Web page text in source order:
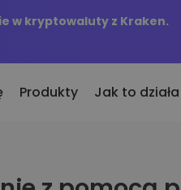
w kryptowaluty z Kraken.
dodane
Produkty Jak to działa